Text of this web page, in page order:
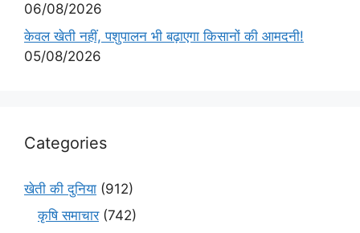
06/08/2026
केवल खेती नहीं, पशुपालन भी बढ़ाएगा किसानों की आमदनी!
05/08/2026
Categories
खेती की दुनिया (912)
कृषि समाचार(742)